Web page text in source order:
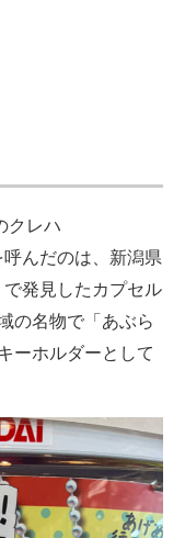
クレハ
んだのは、新潟県
発見したカプセル
の名物で「あぶら
ーホルダーとして